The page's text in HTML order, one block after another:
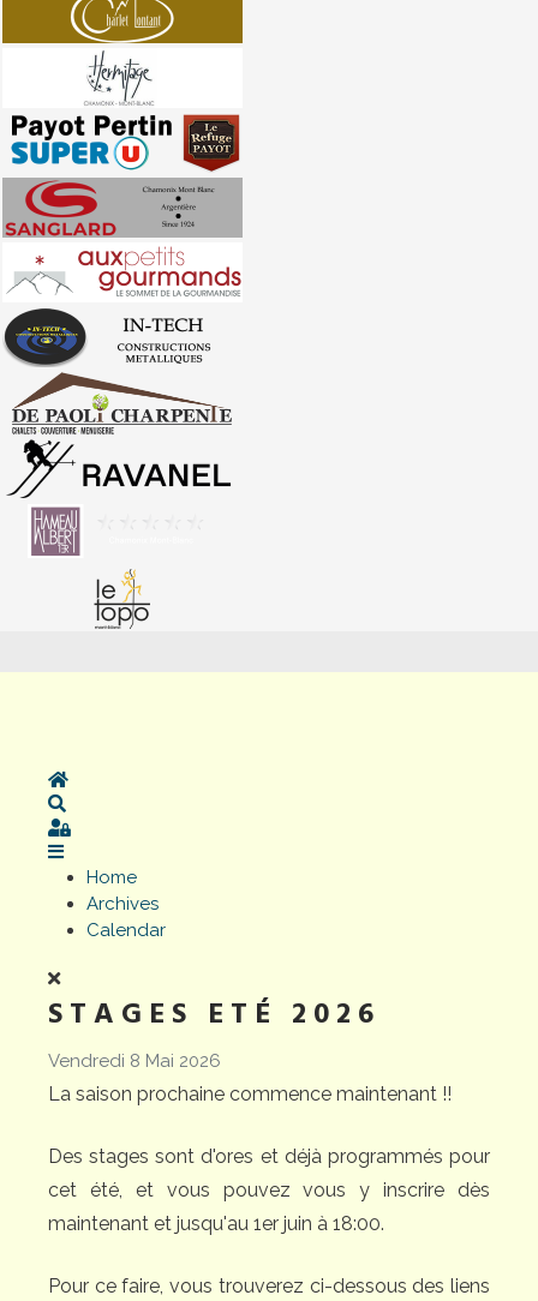
Home
Sign In
Home
Archives
Calendar
STAGES ETÉ 2026
Vendredi 8 Mai 2026
La saison prochaine commence maintenant !!
Des stages sont d'ores et déjà programmés pour
cet été, et vous pouvez vous y inscrire dès
maintenant et jusqu'au 1er juin à 18:00.
Pour ce faire, vous trouverez ci-dessous des liens